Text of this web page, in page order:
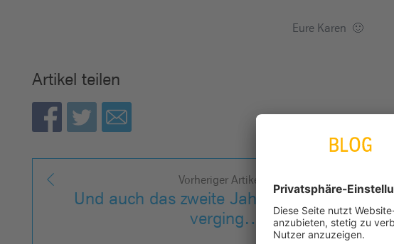
Eure Karen 🙂
Artikel teilen
Vorheriger Artikel
Und auch das zweite Jahr
verging…